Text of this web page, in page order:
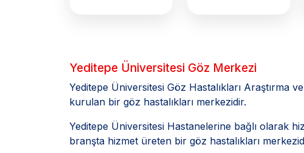
Yeditepe Üniversitesi Göz Merkezi
Yeditepe Üniversitesi Göz Hastalıkları
kurulan bir göz hastalıkları merkezidir.
Yeditepe Üniversitesi Hastanelerine bağlı olarak
branşta hizmet üreten bir göz hastalıkları